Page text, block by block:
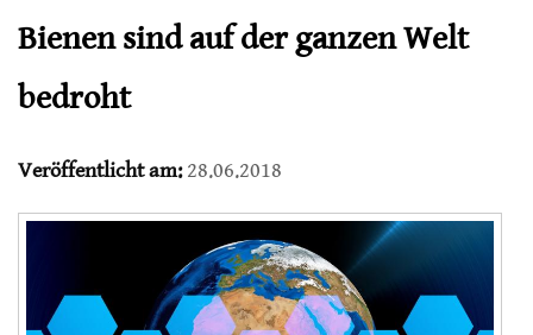
Bienen sind auf der ganzen Welt
bedroht
Veröffentlicht am:28.06.2018